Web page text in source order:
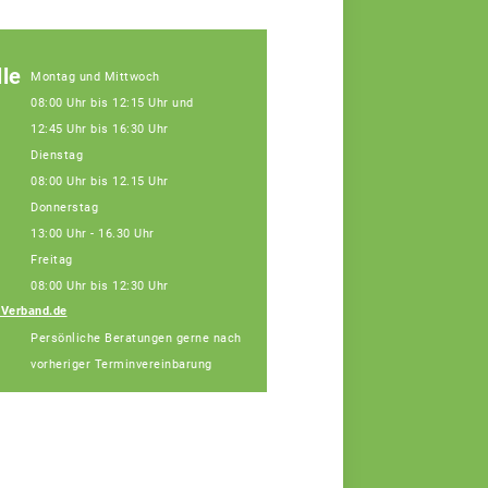
Montag und Mittwoch
08:00 Uhr bis 12:15 Uhr und
12:45 Uhr bis 16:30 Uhr
Dienstag
08:00 Uhr bis 12.15 Uhr
Donnerstag
13:00 Uhr - 16.30 Uhr
Freitag
08:00 Uhr bis 12:30 Uhr
Persönliche Beratungen gerne nach
vorheriger Terminvereinbarung